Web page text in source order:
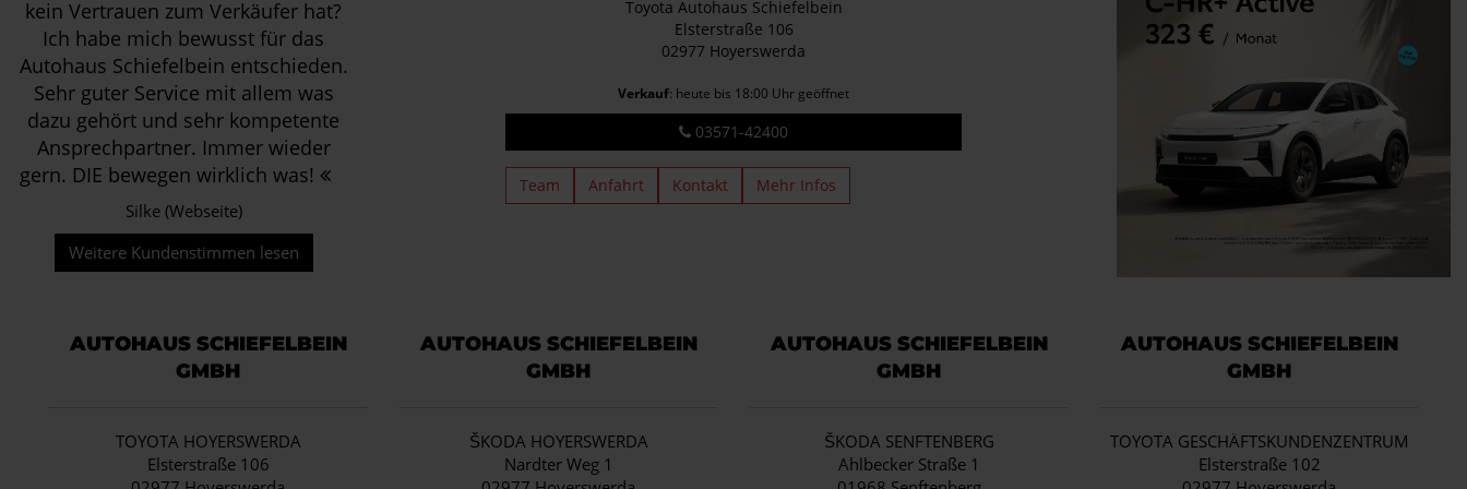
kein Vertrauen zum Verkäufer hat?
Ich habe mich bewusst für das
Autohaus Schiefelbein entschieden.
Sehr guter Service mit allem was
dazu gehört und sehr kompetente
Ansprechpartner. Immer wieder
gern. DIE bewegen wirklich was!
Silke (Webseite)
Weitere Kundenstimmen lesen
Toyota Autohaus Schiefelbein
Elsterstraße 106
02977 Hoyerswerda
Verkauf: heute bis 18:00 Uhr geöffnet
03571-42400
Team Anfahrt Kontakt Mehr Infos
AUTOHAUS SCHIEFELBEIN
GMBH
TOYOTA HOYERSWERDA
Elsterstraße 106
AUTOHAUS SCHIEFELBEIN
GMBH
ŠKODA HOYERSWERDA
Nardter Weg 1
AUTOHAUS SCHIEFELBEIN
GMBH
ŠKODA SENFTENBERG
Ahlbecker Straße 1
AUTOHAUS SCHIEFELBEIN
GMBH
TOYOTA GESCHÄFTSKUNDENZENTRUM
Elsterstraße 102